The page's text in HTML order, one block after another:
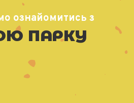
ознайомитись з
ПАРКУ